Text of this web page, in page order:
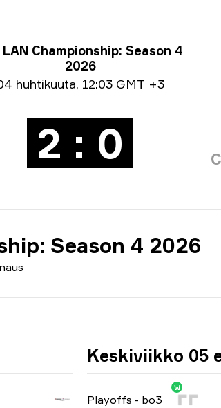
LAN Championship: Season 4
2026
huhtikuuta, 12:03 GMT +3
2 : 0
Season 4 2026
Keskiviikko 05
Playoffs - bo3
W